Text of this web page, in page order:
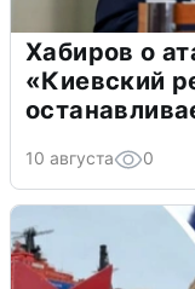
Хабиров о
«Киевский
10 августа 0